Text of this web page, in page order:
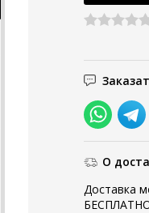
О
Доставка